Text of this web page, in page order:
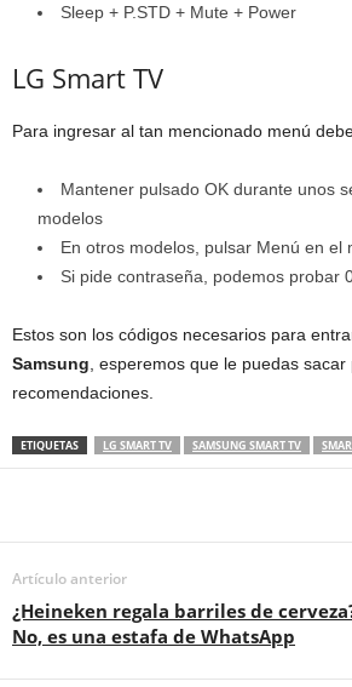
Sleep + P.STD + Mute + Power
LG Smart TV
Para ingresar al tan mencionado menú
Mantener pulsado OK durante unos
modelos
En otros modelos, pulsar Menú en
Si pide contraseña, podemos probar
Estos son los códigos necesarios para
Samsung , esperemos que le puedas
recomendaciones.
ETIQUETAS LG SMART TV SAMSUNG SMART TV
Artículo anterior
¿Heineken regala barriles de
No, es una estafa de WhatsApp